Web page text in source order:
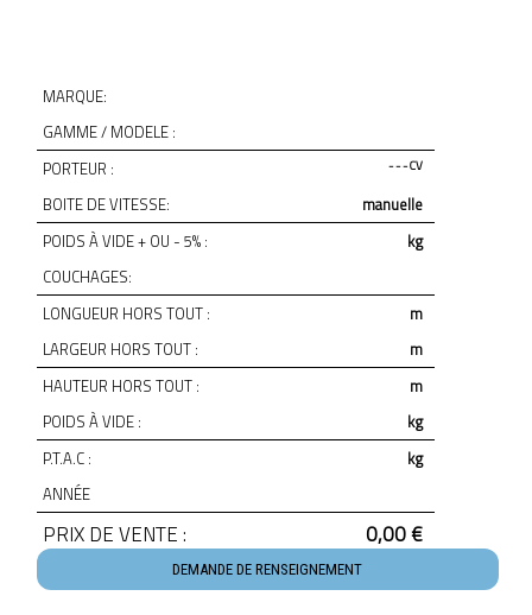
MARQUE:
GAMME / MODELE :
PORTEUR :
- - - CV
BOITE DE VITESSE:
manuelle
POIDS À VIDE + OU - 5% :
kg
COUCHAGES:
LONGUEUR HORS TOUT :
m
LARGEUR HORS TOUT :
m
HAUTEUR HORS TOUT :
m
POIDS À VIDE :
kg
P.T.A.C :
kg
ANNÉE
PRIX DE VENTE : 0,00 €
DEMANDE DE RENSEIGNEMENT